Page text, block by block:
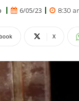
6/05/23 8:30
X